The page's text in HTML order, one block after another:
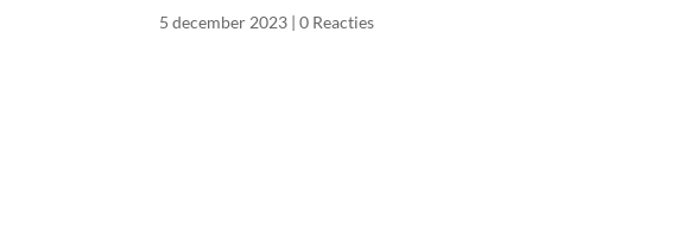
5 december 2023 |0 Reacties